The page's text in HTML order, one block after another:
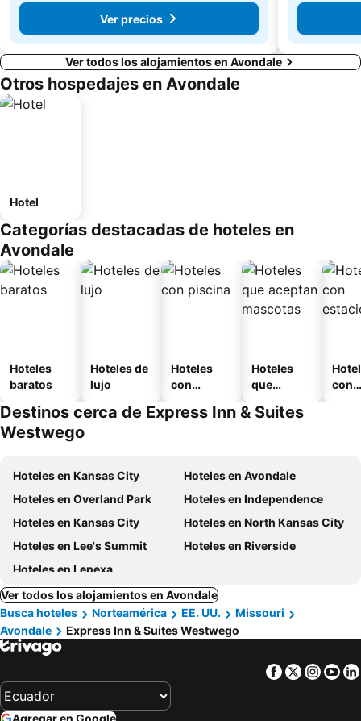
Ver precios
Ver todos los alojamientos en Avondale
Otros hospedajes en Avondale
Hotel
Categorías destacadas de hoteles en
Avondale
Hoteles
baratos
Hoteles de
lujo
Hoteles
con
Hoteles
que
mascotas
con
Destinos cerca de Express Inn & Suites
Westwego
Hoteles en Kansas City
Hoteles en Avondale
Hoteles en Overland Park
Hoteles en Independence
Hoteles en Kansas City
Hoteles en North Kansas City
Hoteles en Lee's Summit
Hoteles en Riverside
Hoteles en Lenexa
Ver todos los alojamientos en Avondale
Busca hoteles
Norteamérica EE. UU.
Missouri
Avondale
Express Inn & Suites Westwego
Facebook
Twitter